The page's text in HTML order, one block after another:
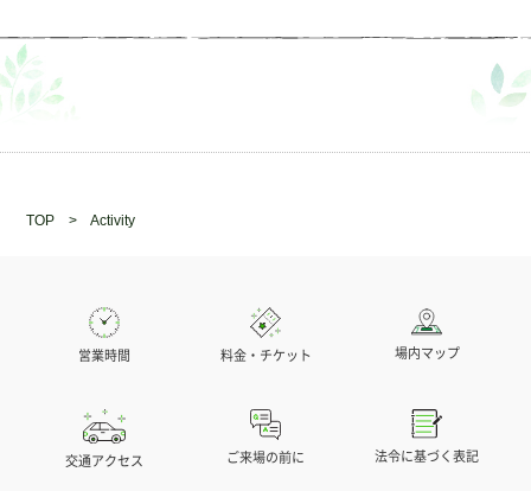
TOP > Activity
営業時間 料金・チケット 場内マップ
交通アクセス ご来場の前に 法令に基づく表記